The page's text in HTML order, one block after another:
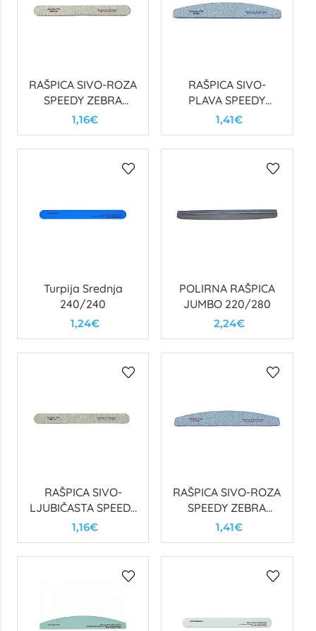
RAŠPICA SIVO-ROZA
SPEEDY ZEBRA
100/100
1,16€
RAŠPICA SIVO-
PLAVA SPEEDY
ZEBRA 80/80
1,41€
Turpija Srednja
240/240
1,24€
POLIRNA RAŠPICA
JUMBO 220/280
2,24€
RAŠPICA SIVO-
LJUBIČASTA SPEEDY
ZEBRA 150/150
1,16€
RAŠPICA SIVO-ROZA
SPEEDY ZEBRA
100/100
POLUMJESEC
1,41€